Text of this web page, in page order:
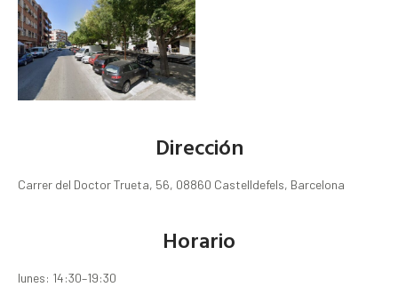
Dirección
Carrer del Doctor Trueta, 56, 08860 Castelldefels, Barcelona
Horario
lunes: 14:30–19:30